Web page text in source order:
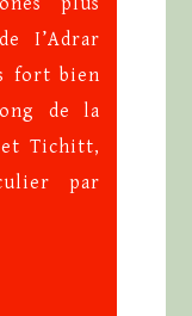
I’Adrar
fort bien
de la
et Tichitt,
par